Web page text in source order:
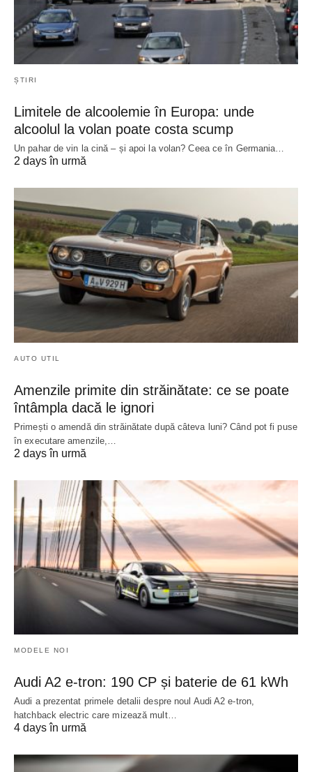
ȘTIRI
Limitele de alcoolemie în Europa: unde
alcoolul la volan poate costa scump
Un pahar de vin la cină – și apoi la volan? Ceea ce în Germania…
2 days în urmă
AUTO UTIL
Amenzile primite din străinătate: ce se poate
întâmpla dacă le ignori
Primești o amendă din străinătate după câteva luni? Când pot fi puse
în executare amenzile,…
2 days în urmă
MODELE NOI
Audi A2 e-tron: 190 CP și baterie de 61 kWh
Audi a prezentat primele detalii despre noul Audi A2 e-tron,
hatchback electric care mizează mult…
4 days în urmă